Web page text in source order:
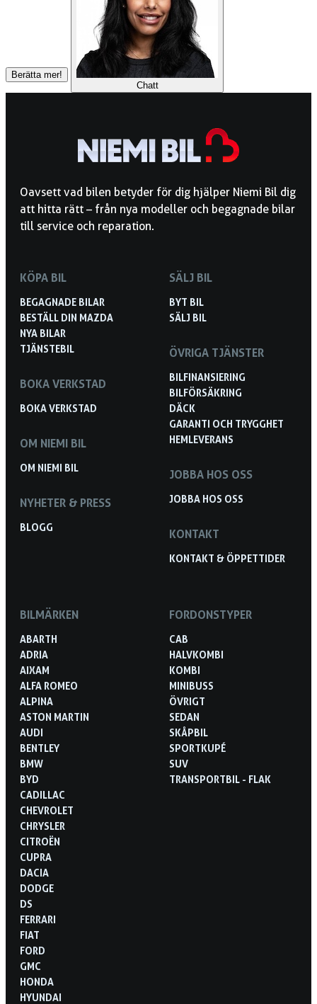
Berätta mer!
Chatt
Oavsett vad bilen betyder för dig hjälper Niemi Bil dig
att hitta rätt – från nya modeller och begagnade bilar
till service och reparation.
KÖPA BIL
BEGAGNADE BILAR
BESTÄLL DIN MAZDA
NYA BILAR
TJÄNSTEBIL
BOKA VERKSTAD
BOKA VERKSTAD
OM NIEMI BIL
OM NIEMI BIL
NYHETER & PRESS
BLOGG
SÄLJ BIL
BYT BIL
SÄLJ BIL
ÖVRIGA TJÄNSTER
BILFINANSIERING
BILFÖRSÄKRING
DÄCK
GARANTI OCH TRYGGHET
HEMLEVERANS
JOBBA HOS OSS
JOBBA HOS OSS
KONTAKT
KONTAKT & ÖPPETTIDER
BILMÄRKEN
ABARTH
ADRIA
AIXAM
ALFA ROMEO
ALPINA
ASTON MARTIN
AUDI
BENTLEY
BMW
BYD
CADILLAC
CHEVROLET
CHRYSLER
CITROËN
CUPRA
DACIA
DODGE
DS
FERRARI
FIAT
FORD
GMC
HONDA
HYUNDAI
FORDONSTYPER
CAB
HALVKOMBI
KOMBI
MINIBUSS
ÖVRIGT
SEDAN
SKÅPBIL
SPORTKUPÉ
SUV
TRANSPORTBIL - FLAK